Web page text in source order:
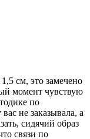
см, это замечено
момент чувствую
по
не заказывала, а
сидячий образ
связи по